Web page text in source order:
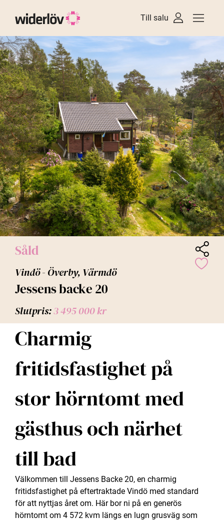
Till salu
Såld
Vindö - Överby, Värmdö
Jessens backe 20
Slutpris:3 495 000 kr
Charmig
fritidsfastighet på
stor hörntomt med
gästhus och närhet
till bad
Välkommen till Jessens Backe 20, en charmig
fritidsfastighet på eftertraktade Vindö med standard
för att nyttjas året om. Här bor ni på en generös
hörntomt om 4 572 kvm längs en lugn grusväg som